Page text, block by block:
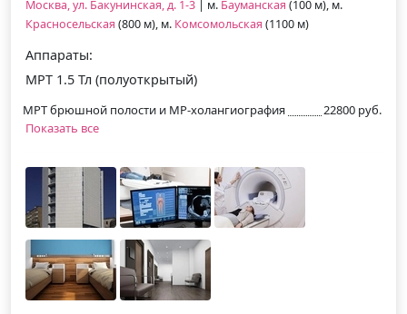
Москва, ул. Бакунинская, д. 1-3 | м. Бауманская (100 м), м.
Красносельская (800 м), м. Комсомольская (1100 м)
Аппараты:
МРТ 1.5 Тл (полуоткрытый)
МРТ брюшной полости и МР-холангиография
22800 руб.
Показать все